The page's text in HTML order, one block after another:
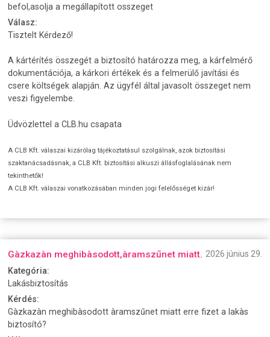
befol,asolja a megállapított osszeget
Válasz:
Tisztelt Kérdező!
A kártérítés összegét a biztosító határozza meg, a kárfelmérő
dokumentációja, a kárkori értékek és a felmerülő javítási és
csere költségek alapján. Az ügyfél által javasolt összeget nem
veszi figyelembe.
Üdvözlettel a CLB.hu csapata
A CLB Kft. válaszai kizárólag tájékoztatásul szolgálnak, azok biztosítási
szaktanácsadásnak, a CLB Kft. biztosítási alkuszi állásfoglalásának nem
tekinthetők!
A CLB Kft. válaszai vonatkozásában minden jogi felelősséget kizár!
Gàzkazàn meghibàsodott,àramszűnet miatt. 2026 június 29.
Kategória:
Lakásbiztosítás
Kérdés:
Gàzkazàn meghibàsodott àramszűnet miatt erre fizet a lakàs
biztosító?